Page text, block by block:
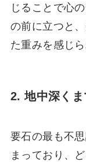
じることで心
の前に立つと
た重みを感じら
2. 地中深く
要石の最も不
まっており、